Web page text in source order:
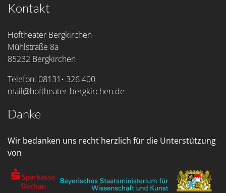
Kontakt
Hoftheater Bergkirchen
Mühlstraße 8a
85232 Bergkirchen
Telefon: 08131• 326 400
mail@hoftheater-bergkirchen.de
Danke
Wir bedanken uns recht herzlich für die Unterstützung
von